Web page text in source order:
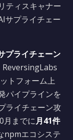
ティスキャナー
サプライチェー
プライチェーン
ReversingLabs
トフォーム上
パイプラインを
ライチェーン攻
月までに月41件
npmエコシステ